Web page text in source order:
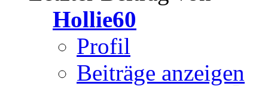
Hollie60
Profil
Beiträge anzeigen